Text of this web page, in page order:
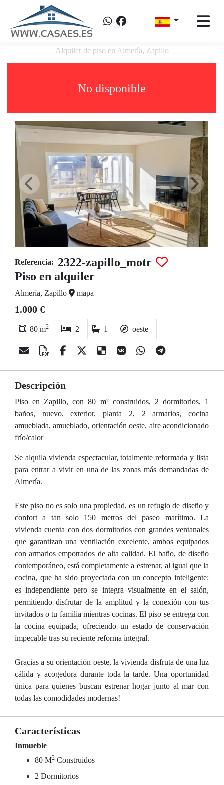
Alquiler de piso en Almería, Zapillo
No disponible
Referencia: 2322-zapillo_motr
Piso en alquiler
Almería, Zapillo mapa
1.000 €
80 m2 2 1 oeste
Descripción
Piso en Zapillo, con 80 m² construidos, 2 dormitorios, 1
baños, nuevo, exterior, planta 2, 2 armarios, cocina
amueblada, amueblado, orientación oeste, aire acondicionado
frío/calor
Se alquila vivienda espectacular, totalmente reformada y lista
para entrar a vivir en una de las zonas más demandadas de
Almería.
Este piso no es solo una propiedad, es un refugio de diseño y
confort a tan solo 150 metros del paseo marítimo. La
vivienda cuenta con dos dormitorios con grandes ventanales
que garantizan una ventilación excelente, ambos equipados
con armarios empotrados de alta calidad. El baño, de diseño
contemporáneo, está completamente a estrenar, al igual que la
cocina, que ha sido proyectada con un concepto inteligente:
es independiente pero se integra visualmente en el salón,
permitiendo disfrutar de la amplitud y la conexión con tus
invitados o tu familia mientras cocinas. El piso se entrega con
la cocina equipada, ofreciendo un estado de conservación
impecable tras su reciente reforma integral.
Gracias a su orientación oeste, la vivienda disfruta de una luz
cálida y acogedora durante toda la tarde. Una oportunidad
única para quienes buscan estrenar hogar junto al mar con
todas las comodidades modernas!
Características
Inmueble
80 M2 Construidos
2 Dormitorios